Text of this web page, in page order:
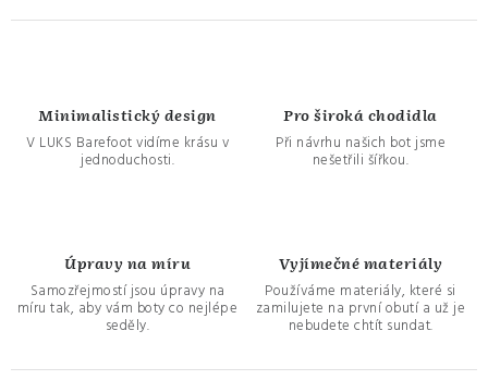
Minimalistický design
V LUKS Barefoot vidíme krásu v
jednoduchosti.
Pro široká chodidla
Při návrhu našich bot jsme
nešetřili šířkou.
Úpravy na míru
Samozřejmostí jsou úpravy na
míru tak, aby vám boty co nejlépe
seděly.
Vyjímečné materiály
Používáme materiály, které si
zamilujete na první obutí a už je
nebudete chtít sundat.